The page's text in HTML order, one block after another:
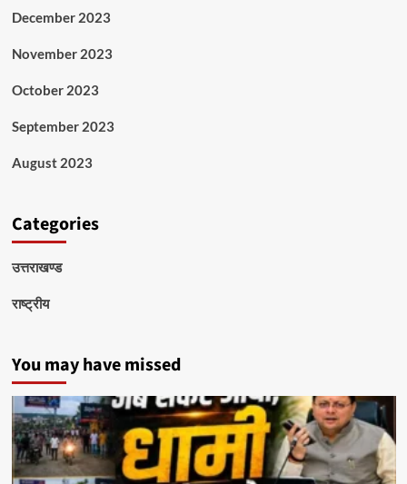
December 2023
November 2023
October 2023
September 2023
August 2023
Categories
उत्तराखण्ड
राष्ट्रीय
You may have missed